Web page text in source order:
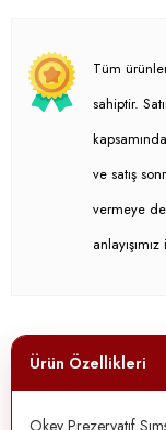
Tüm
sahiptir.
ve satış
vermeye
Ürün Özellikleri
Okey Prezervatıf